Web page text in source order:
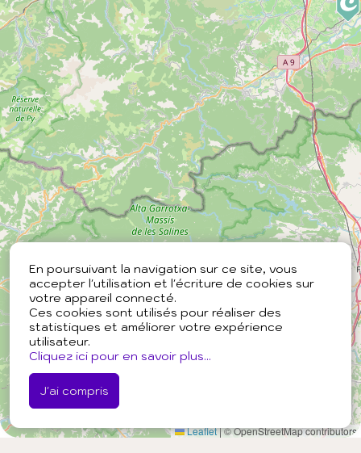
En poursuivant la navigation sur ce site, vous
accepter l'utilisation et l'écriture de cookies sur
votre appareil connecté.
Ces cookies sont utilisés pour réaliser des
statistiques et améliorer votre expérience
utilisateur.
Cliquez ici pour en savoir plus...
J'ai compris
Leaflet|© OpenStreetMap contributors